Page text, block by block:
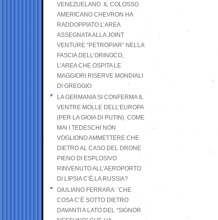
VENEZUELANO .IL COLOSSO
AMERICANO CHEVRON HA
RADDOPPIATO L’AREA
ASSEGNATA ALLA JOINT
VENTURE “PETROPIAR” NELLA
FASCIA DELL’ORINOCO,
L’AREA CHE OSPITA LE
MAGGIORI RISERVE MONDIALI
DI GREGGIO
LA GERMANIA SI CONFERMA IL
VENTRE MOLLE DELL’EUROPA
(PER LA GIOIA DI PUTIN). COME
MAI I TEDESCHI NON
VOGLIONO AMMETTERE CHE
DIETRO AL CASO DEL DRONE
PIENO DI ESPLOSIVO
RINVENUTO ALL’AEROPORTO
DI LIPSIA C’È LA RUSSIA?
GIULIANO FERRARA: ’CHE
COSA C’È SOTTO DIETRO
DAVANTI A LATO DEL “SIGNOR